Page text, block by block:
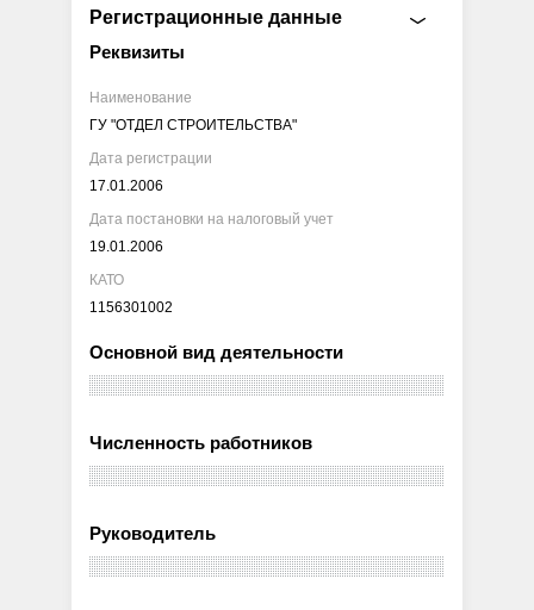
Регистрационные данные
Реквизиты
Наименование
ГУ "ОТДЕЛ СТРОИТЕЛЬСТВА"
Дата регистрации
17.01.2006
Дата постановки на налоговый учет
19.01.2006
КАТО
1156301002
Основной вид деятельности
Численность работников
Руководитель